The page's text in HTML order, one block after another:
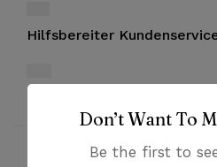
Hilfsbereiter
Don’t Want To
Be the first to